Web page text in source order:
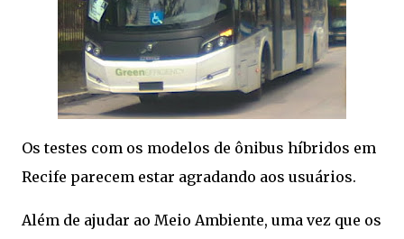
Os testes com os modelos de ônibus híbridos em
Recife parecem estar agradando aos usuários.
Além de ajudar ao Meio Ambiente, uma vez que os